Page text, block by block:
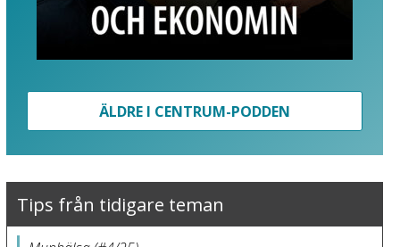
ÄLDRE I CENTRUM-PODDEN
Tips från tidigare teman